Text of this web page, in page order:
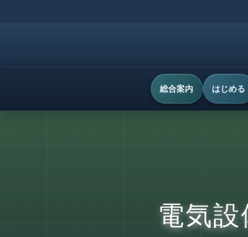
総合案内 はじめる
電気